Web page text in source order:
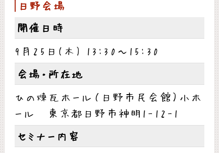
日野会場
開催日時
9月25日(木) 13:30～15:30
会場・所在地
ひの煉瓦ホール（日野市民会館）小ホ
ール 東京都日野市神明1-12-1
セミナー内容